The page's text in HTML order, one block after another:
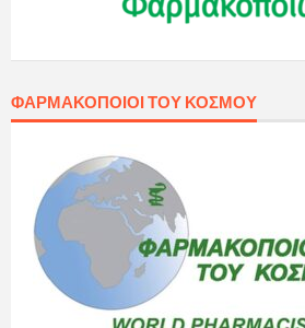
ΦΑΡΜΑΚΟΠΟΙΟΊ ΤΟΥ ΚΌΣΜΟΥ